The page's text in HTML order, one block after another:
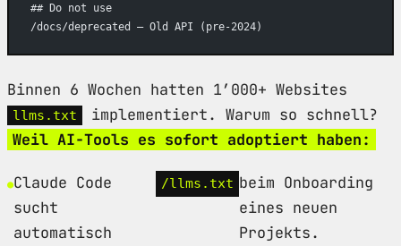
## Do not use
/docs/deprecated — Old API (pre-2024)
Binnen 6 Wochen hatten 1’000+ Websites
llms.txt
implementiert. Warum so schnell?
Weil AI-Tools es sofort adoptiert haben:
Claude Code
sucht
automatisch
/llms.txt beim Onboarding
eines neuen
Projekts.